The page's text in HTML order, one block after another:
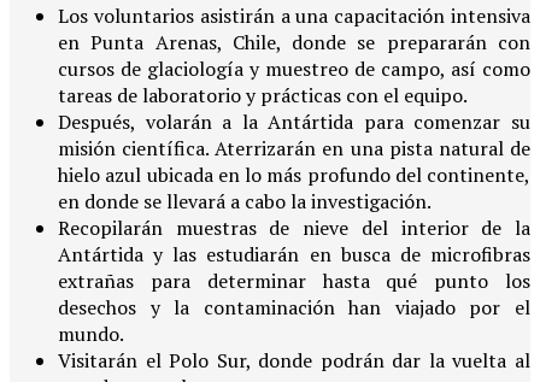
Los voluntarios asistirán a una capacitación intensiva
en Punta Arenas, Chile, donde se prepararán con
cursos de glaciología y muestreo de campo, así como
tareas de laboratorio y prácticas con el equipo.
Después, volarán a la Antártida para comenzar su
misión científica. Aterrizarán en una pista natural de
hielo azul ubicada en lo más profundo del continente,
en donde se llevará a cabo la investigación.
Recopilarán muestras de nieve del interior de la
Antártida y las estudiarán en busca de microfibras
extrañas para determinar hasta qué punto los
desechos y la contaminación han viajado por el
mundo.
Visitarán el Polo Sur, donde podrán dar la vuelta al